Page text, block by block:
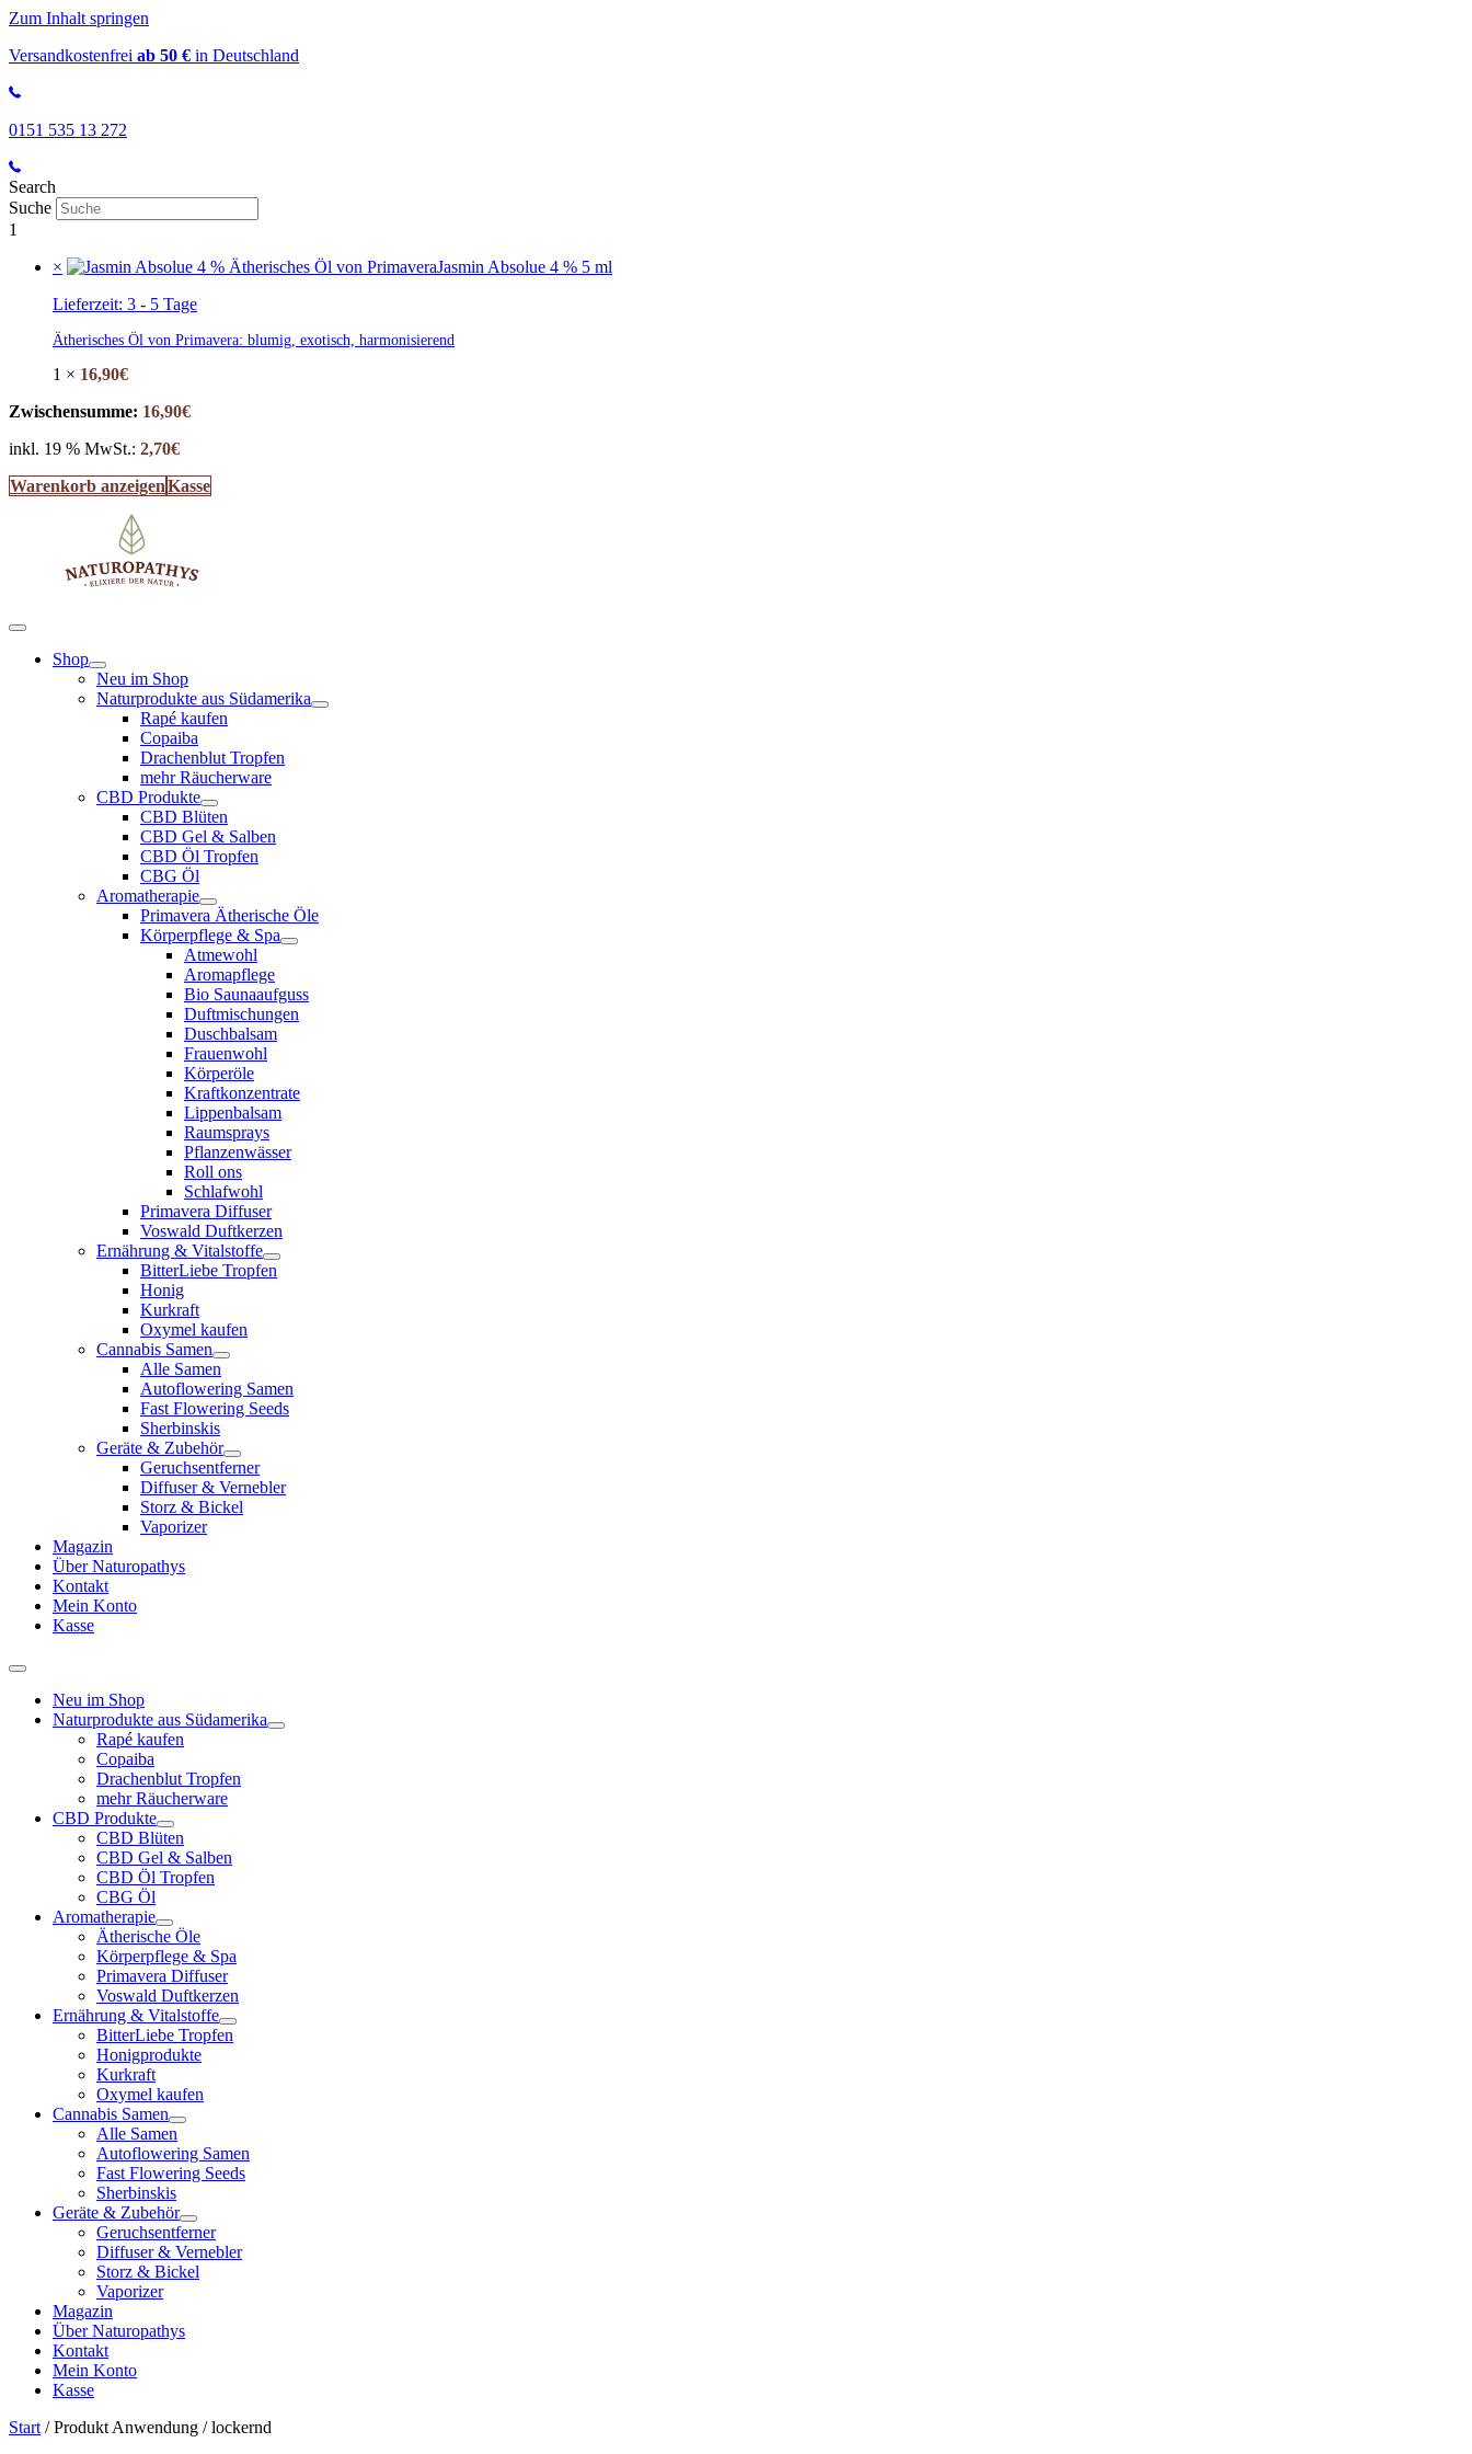
Zum Inhalt springen
Versandkostenfrei ab 50 € in Deutschland
0151 535 13 272
Search
Suche
1
×
Jasmin Absolue 4 % 5 ml
Lieferzeit: 3 - 5 Tage
Ätherisches Öl von Primavera: blumig, exotisch, harmonisierend
1 × 16,90€
Zwischensumme: 16,90€
inkl. 19 % MwSt.: 2,70€
Warenkorb anzeigenKasse
Shop
Neu im Shop
Naturprodukte aus Südamerika
Rapé kaufen
Copaiba
Drachenblut Tropfen
mehr Räucherware
CBD Produkte
CBD Blüten
CBD Gel & Salben
CBD Öl Tropfen
CBG Öl
Aromatherapie
Primavera Ätherische Öle
Körperpflege & Spa
Atmewohl
Aromapflege
Bio Saunaaufguss
Duftmischungen
Duschbalsam
Frauenwohl
Körperöle
Kraftkonzentrate
Lippenbalsam
Raumsprays
Pflanzenwässer
Roll ons
Schlafwohl
Primavera Diffuser
Voswald Duftkerzen
Ernährung & Vitalstoffe
BitterLiebe Tropfen
Honig
Kurkraft
Oxymel kaufen
Cannabis Samen
Alle Samen
Autoflowering Samen
Fast Flowering Seeds
Sherbinskis
Geräte & Zubehör
Geruchsentferner
Diffuser & Vernebler
Storz & Bickel
Vaporizer
Magazin
Über Naturopathys
Kontakt
Mein Konto
Kasse
Neu im Shop
Naturprodukte aus Südamerika
Rapé kaufen
Copaiba
Drachenblut Tropfen
mehr Räucherware
CBD Produkte
CBD Blüten
CBD Gel & Salben
CBD Öl Tropfen
CBG Öl
Aromatherapie
Ätherische Öle
Körperpflege & Spa
Primavera Diffuser
Voswald Duftkerzen
Ernährung & Vitalstoffe
BitterLiebe Tropfen
Honigprodukte
Kurkraft
Oxymel kaufen
Cannabis Samen
Alle Samen
Autoflowering Samen
Fast Flowering Seeds
Sherbinskis
Geräte & Zubehör
Geruchsentferner
Diffuser & Vernebler
Storz & Bickel
Vaporizer
Magazin
Über Naturopathys
Kontakt
Mein Konto
Kasse
Start / Produkt Anwendung / lockernd